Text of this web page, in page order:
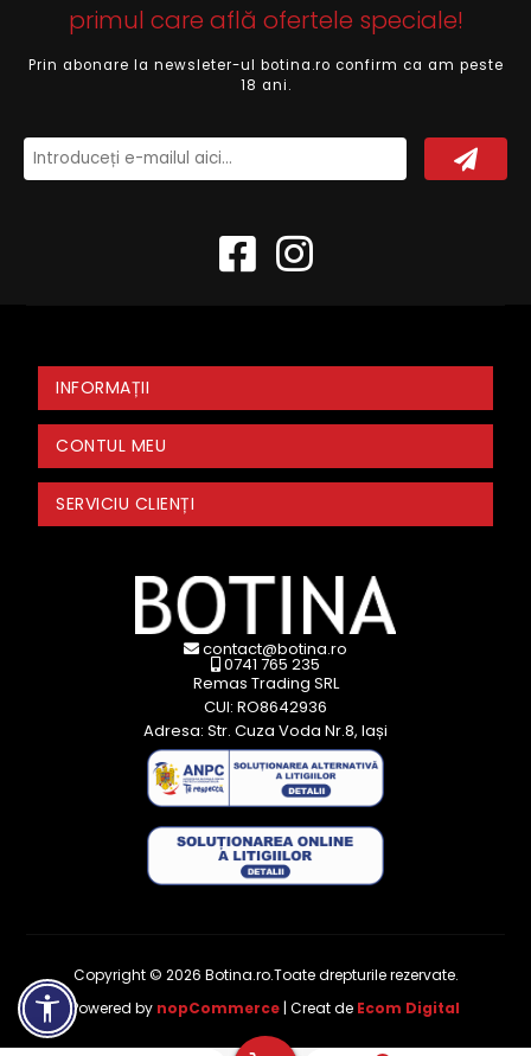
primul care află ofertele speciale!
Prin abonare la newsleter-ul botina.ro confirm ca am peste
18 ani.
INFORMAȚII
CONTUL MEU
SERVICIU CLIENȚI
contact@botina.ro
0741 765 235
Remas Trading SRL
CUI: RO8642936
Adresa: Str. Cuza Voda Nr.8, Iași
Copyright © 2026 Botina.ro.Toate drepturile rezervate.
Powered by nopCommerce | Creat de Ecom Digital